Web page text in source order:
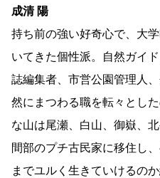
成清 陽
持ち前の強い好奇心で、大
いてきた個性派。自然ガイ
誌編集者、市営公園管理人
然にまつわる職を転々とし
な山は尾瀬、白山、御嶽、
間部のプチ古民家に移住し
までユルく生きていけるの